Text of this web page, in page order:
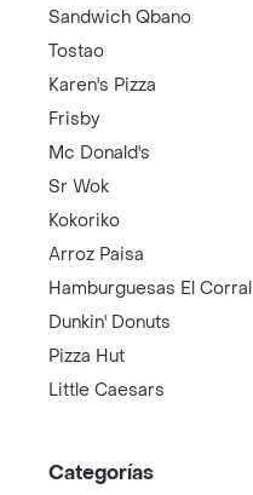
Sandwich Qbano
Tostao
Karen's Pizza
Frisby
Mc Donald's
Sr Wok
Kokoriko
Arroz Paisa
Hamburguesas El Corral
Dunkin' Donuts
Pizza Hut
Little Caesars
Categorías